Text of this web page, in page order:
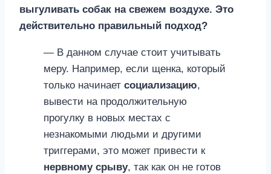
выгуливать собак на свежем воздухе. Это
действительно правильный подход?
— В данном случае стоит учитывать
меру. Например, если щенка, который
только начинает социализацию,
вывести на продолжительную
прогулку в новых местах с
незнакомыми людьми и другими
триггерами, это может привести к
нервному срыву, так как он не готов